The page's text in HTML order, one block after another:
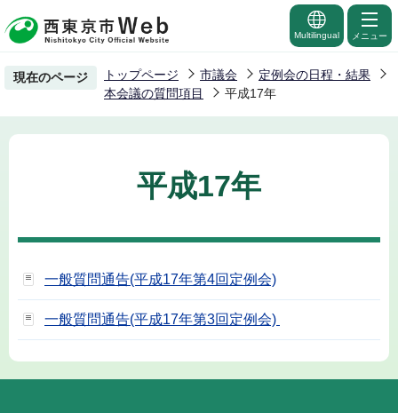
の
ー
Multilingual メニュー
現在のページ トップページ 市議会
定例会の日程・結果
本会議の質問項目
平成17年
平成17年
一般質問通告(平成17年第4回定例会)
一般質問通告(平成17年第3回定例会)